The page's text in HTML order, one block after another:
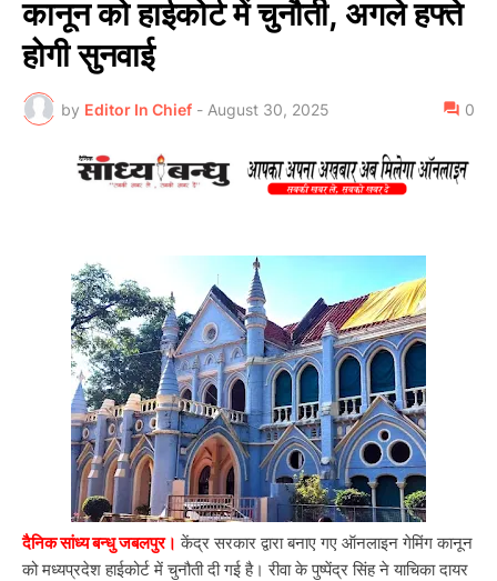
कानून को हाईकोर्ट में चुनौती, अगले हफ्ते
होगी सुनवाई
by Editor In Chief - August 30, 2025 0
दैनिक सांध्य बन्धु जबलपुर। केंद्र सरकार द्वारा बनाए गए ऑनलाइन गेमिंग कानून
को मध्यप्रदेश हाईकोर्ट में चुनौती दी गई है। रीवा के पुष्पेंद्र सिंह ने याचिका दायर